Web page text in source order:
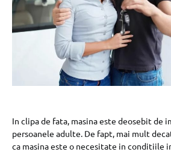
In clipa de fata, masina este deosebit de
persoanele adulte. De fapt, mai mult
ca masina este o necesitate in conditiile